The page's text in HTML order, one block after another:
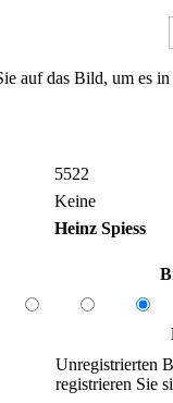
auf das Bild, um es
5522
Keine
Heinz Spiess
Unregistrierten
registrieren Sie